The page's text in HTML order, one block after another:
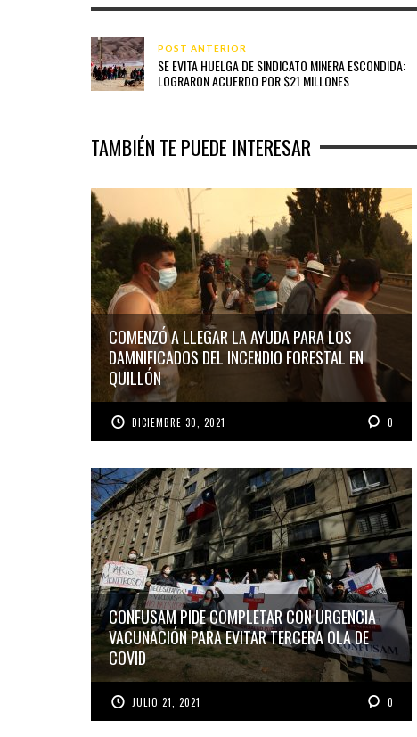
POST ANTERIOR
SE EVITA HUELGA DE SINDICATO MINERA ESCONDIDA:
LOGRARON ACUERDO POR $21 MILLONES
TAMBIÉN TE PUEDE INTERESAR
COMENZÓ A LLEGAR LA AYUDA PARA LOS
DAMNIFICADOS DEL INCENDIO FORESTAL EN
QUILLÓN
DICIEMBRE 30, 2021 0
CONFUSAM PIDE COMPLETAR CON URGENCIA
VACUNACIÓN PARA EVITAR TERCERA OLA DE
COVID
JULIO 21, 2021 0